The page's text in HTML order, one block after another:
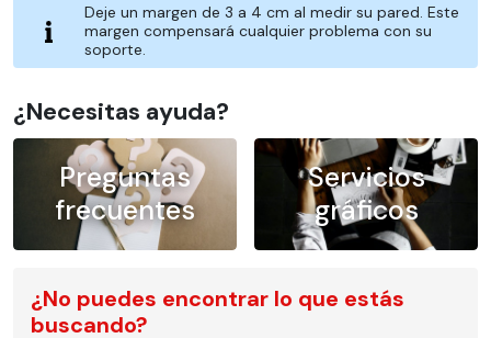
Deje un margen de 3 a 4 cm al medir su pared. Este
margen compensará cualquier problema con su
soporte.
¿Necesitas ayuda?
Preguntas
frecuentes
Servicios
gráficos
¿No puedes encontrar lo que estás
buscando?